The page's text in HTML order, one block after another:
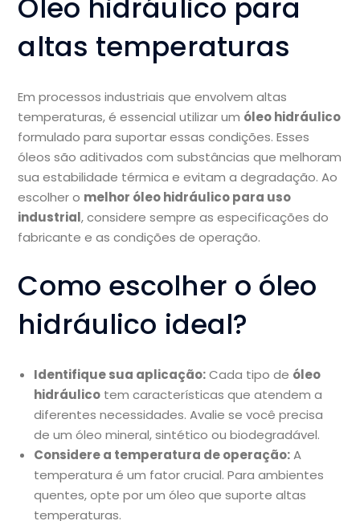
Óleo hidráulico para
altas temperaturas
Em processos industriais que envolvem altas
temperaturas, é essencial utilizar um óleo hidráulico
formulado para suportar essas condições. Esses
óleos são aditivados com substâncias que melhoram
sua estabilidade térmica e evitam a degradação. Ao
escolher o melhor óleo hidráulico para uso
industrial, considere sempre as especificações do
fabricante e as condições de operação.
Como escolher o óleo
hidráulico ideal?
Identifique sua aplicação:Cada tipo de óleo
hidráulico tem características que atendem a
diferentes necessidades. Avalie se você precisa
de um óleo mineral, sintético ou biodegradável.
Considere a temperatura de operação:A
temperatura é um fator crucial. Para ambientes
quentes, opte por um óleo que suporte altas
temperaturas.